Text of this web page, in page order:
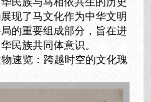
现了马文化作为中华文明
的重要组成部分，旨在进
民族共同体意识。
速览：跨越时空的文化瑰